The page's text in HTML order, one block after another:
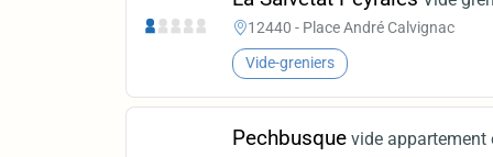
12440 - Place André Calvignac
Vide-greniers
Pechbusque vide appartement